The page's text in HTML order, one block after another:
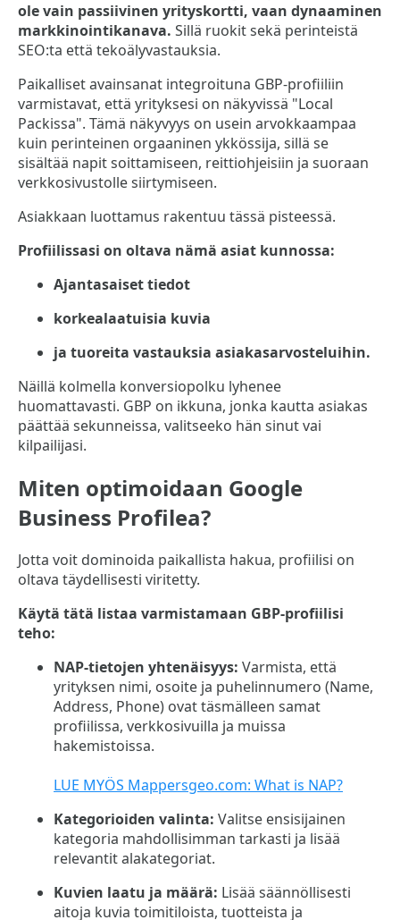
ole vain passiivinen yrityskortti, vaan dynaaminen
markkinointikanava. Sillä ruokit sekä perinteistä
SEO:ta että tekoälyvastauksia.
Paikalliset avainsanat integroituna GBP-profiiliin
varmistavat, että yrityksesi on näkyvissä "Local
Packissa". Tämä näkyvyys on usein arvokkaampaa
kuin perinteinen orgaaninen ykkössija, sillä se
sisältää napit soittamiseen, reittiohjeisiin ja suoraan
verkkosivustolle siirtymiseen.
Asiakkaan luottamus rakentuu tässä pisteessä.
Profiilissasi on oltava nämä asiat kunnossa:
Ajantasaiset tiedot
korkealaatuisia kuvia
ja tuoreita vastauksia asiakasarvosteluihin.
Näillä kolmella konversiopolku lyhenee
huomattavasti. GBP on ikkuna, jonka kautta asiakas
päättää sekunneissa, valitseeko hän sinut vai
kilpailijasi.
Miten optimoidaan Google
Business Profilea?
Jotta voit dominoida paikallista hakua, profiilisi on
oltava täydellisesti viritetty.
Käytä tätä listaa varmistamaan GBP-profiilisi
teho:
NAP-tietojen yhtenäisyys: Varmista, että
yrityksen nimi, osoite ja puhelinnumero (Name,
Address, Phone) ovat täsmälleen samat
profiilissa, verkkosivuilla ja muissa
hakemistoissa.
LUE MYÖS Mappersgeo.com: What is NAP?
Kategorioiden valinta: Valitse ensisijainen
kategoria mahdollisimman tarkasti ja lisää
relevantit alakategoriat.
Kuvien laatu ja määrä: Lisää säännöllisesti
aitoja kuvia toimitiloista, tuotteista ja